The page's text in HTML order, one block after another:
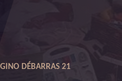
DÉBARRAS 21